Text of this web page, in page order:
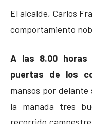
El alcalde, Carlos
comportamiento
A las 8.00 horas
puertas de los
mansos por
la manada tres